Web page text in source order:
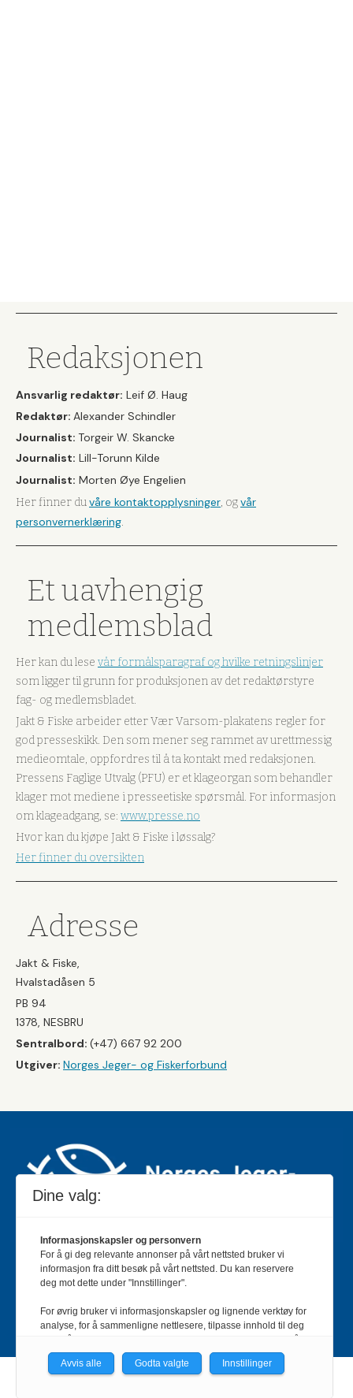
Redaksjonen
Ansvarlig redaktør: Leif Ø. Haug
Redaktør: Alexander Schindler
Journalist: Torgeir W. Skancke
Journalist: Lill-Torunn Kilde
Journalist: Morten Øye Engelien
Her finner duvåre kontaktopplysninger, ogvår
personvernerklæring.
Et uavhengig
medlemsblad
Her kan du lese vår formålsparagraf og hvilke retningslinjer
som ligger til grunn for produksjonen av det redaktørstyre
fag- og medlemsbladet.
Jakt & Fiske arbeider etter Vær Varsom-plakatens regler for
god presseskikk. Den som mener seg rammet av urettmessig
medieomtale, oppfordres til å ta kontakt med redaksjonen.
Pressens Faglige Utvalg (PFU) er et klageorgan som behandler
klager mot mediene i presseetiske spørsmål. For informasjon
om klageadgang, se: www.presse.no
Hvor kan du kjøpe Jakt & Fiske i løssalg?
Her finner du oversikten
Adresse
Jakt & Fiske,
Hvalstadåsen 5
PB 94
1378, NESBRU
Sentralbord: (+47) 667 92 200
Utgiver: Norges Jeger- og Fiskerforbund
Jakt & Fiske er landets største og eldste magasin for
jakt- og fiskeinteresserte med 195 000 månedlige
Bladet er en månedlig publikasjon og utgis av Norges
Jeger- og Fiskerforbund.
Meld deg inn her
Dine valg:
Informasjonskapsler og personvern
For å gi deg relevante annonser på vårt nettsted bruker vi
informasjon fra ditt besøk på vårt nettsted. Du kan reservere
deg mot dette under "Innstillinger".
For øvrig bruker vi informasjonskapsler og lignende verktøy for
analyse, for å sammenligne nettlesere, tilpasse innhold til deg
personvernerklæring.
Avvis alle Godta valgte Innstillinger